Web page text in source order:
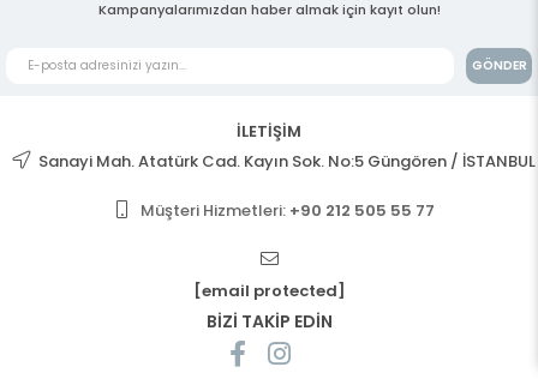
Kampanyalarımızdan haber almak için kayıt olun!
GÖNDER
İLETİŞİM
Sanayi Mah. Atatürk Cad. Kayın Sok. No:5 Güngören / İSTANBUL
Müşteri Hizmetleri: +90 212 505 55 77
[email protected]
BİZİ TAKİP EDİN